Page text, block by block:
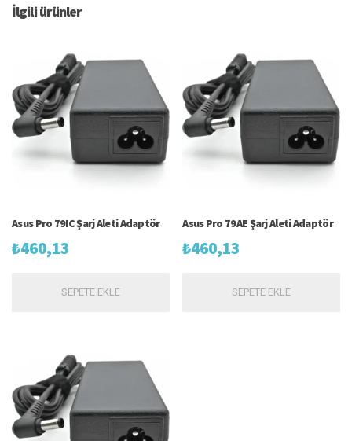
İlgili ürünler
Asus Pro 79IC Şarj Aleti Adaptör
₺460,13
SEPETE EKLE
Asus Pro 79AE Şarj Aleti Adaptör
₺460,13
SEPETE EKLE